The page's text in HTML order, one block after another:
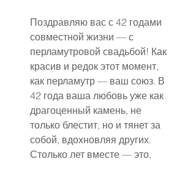
Поздравляю вас с 42 годами
совместной жизни — с
перламутровой свадьбой! Как
красив и редок этот момент,
как перламутр — ваш союз. В
42 года ваша любовь уже как
драгоценный камень, не
только блестит, но и тянет за
собой, вдохновляя других.
Столько лет вместе — это,